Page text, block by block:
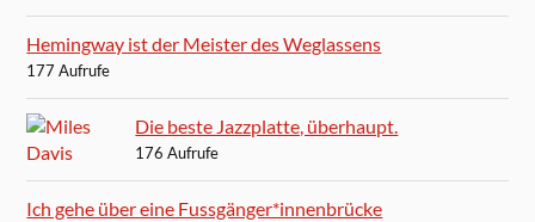
Hemingway ist der Meister des Weglassens
177 Aufrufe
Die beste Jazzplatte, überhaupt.
176 Aufrufe
Ich gehe über eine Fussgänger*innenbrücke